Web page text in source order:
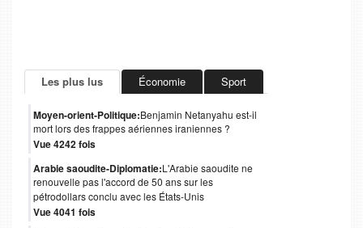
Les plus lus Économie Sport
Moyen-orient-Politique:Benjamin Netanyahu est-il
mort lors des frappes aériennes iraniennes ?
Vue 4242 fois
Arabie saoudite-Diplomatie:L'Arabie saoudite ne
renouvelle pas l'accord de 50 ans sur les
pétrodollars conclu avec les États-Unis
Vue 4041 fois